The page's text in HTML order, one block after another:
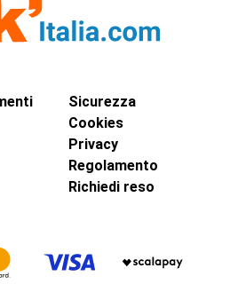
Sicurezza
Cookies
Privacy
Regolamento
Richiedi reso